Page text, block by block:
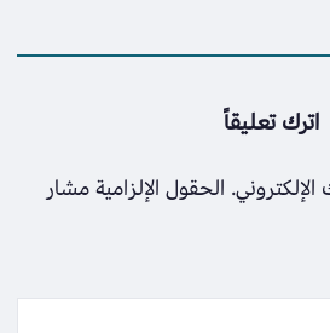
اترك تعليقاً
الحقول الإلزامية مشار